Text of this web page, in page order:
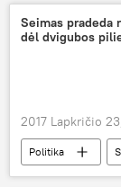
Seimas pradeda
dėl dvigubos
2017 Lapkričio
Politika
dviguba pilietybė